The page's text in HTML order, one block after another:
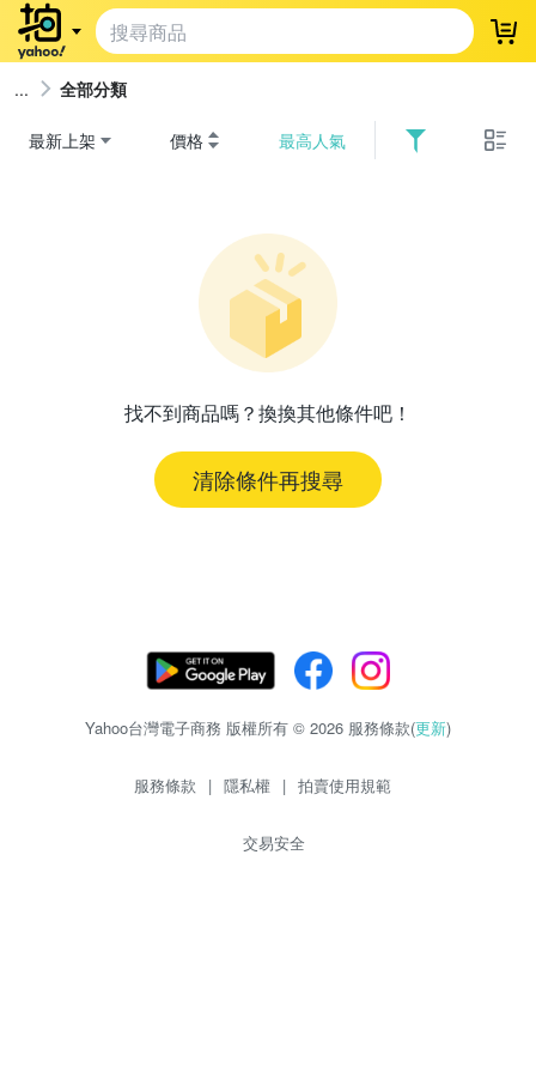
登
全部分類
最新上架 價格 最高人氣
找不到商品嗎？換換其他條件吧！
清除條件再搜尋
Yahoo台灣電子商務 版權所有 © 2026 服務條款(更新)
服務條款 | 隱私權 | 拍賣使用規範
交易安全